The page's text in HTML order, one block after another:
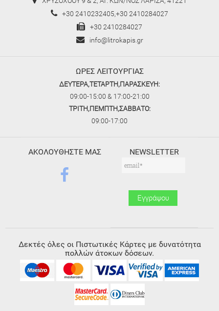
+30 2410232405,+30 2410284027
+30 2410284027
info@litrokapis.gr
ΩΡΕΣ ΛΕΙΤΟΥΡΓΙΑΣ
ΔΕΥΤΕΡΑ,ΤΕΤΑΡΤΗ,ΠΑΡΑΣΚΕΥΗ:
09:00-15:00 & 17:00-21:00
ΤΡΙΤΗ,ΠΕΜΠΤΗ,ΣΑΒΒΑΤΟ:
09:00-17:00
ΑΚΟΛΟΥΘΗΣΤΕ ΜΑΣ NEWSLETTER
Δεκτές όλες οι Πιστωτικές Κάρτες με δυνατότητα
πολλών άτοκων δόσεων.